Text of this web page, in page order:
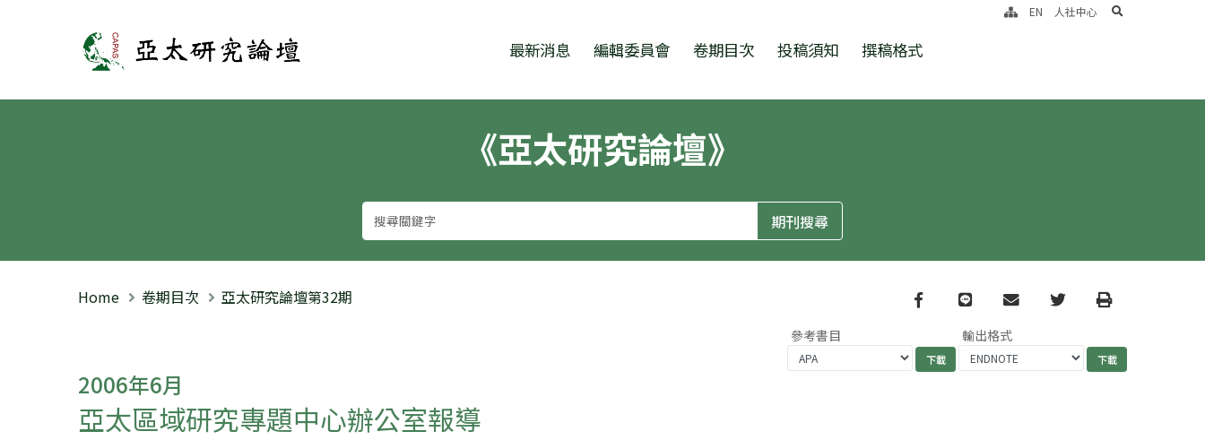
亞太研究論壇 最新消息 編輯委員會 卷期目次 投稿須知 撰稿格式
EN 人社中心 search
《亞太研究論壇》
Home 卷期目次 亞太研究論壇第32期 Facebook
line email TwitterPrint
參考書目 輸出格式
2006年6月
亞太區域研究專題中心辦公室報導